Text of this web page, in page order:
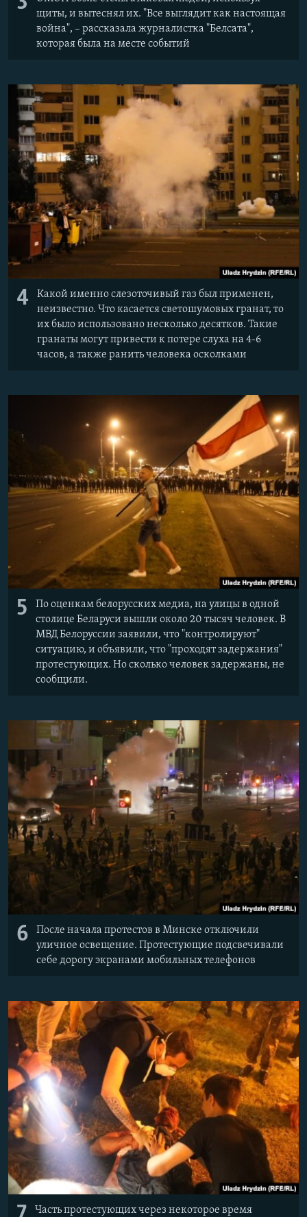
щиты, и вытеснял их. "Все выглядит как настоящая
война", – рассказала журналистка "Белсата",
которая была на месте событий
4
Какой именно слезоточивый газ был применен,
неизвестно. Что касается светошумовых гранат, то
их было использовано несколько десятков. Такие
гранаты могут привести к потере слуха на 4-6
часов, а также ранить человека осколками
5
По оценкам белорусских медиа, на улицы в одной
столице Беларуси вышли около 20 тысяч человек. В
МВД Белоруссии заявили, что "контролируют"
ситуацию, и объявили, что "проходят задержания"
протестующих. Но сколько человек задержаны, ​не
сообщили.
6
После начала протестов в Минске отключили
уличное освещение. Протестующие подсвечивали
себе дорогу экранами мобильных телефонов
Часть протестующих через некоторое время